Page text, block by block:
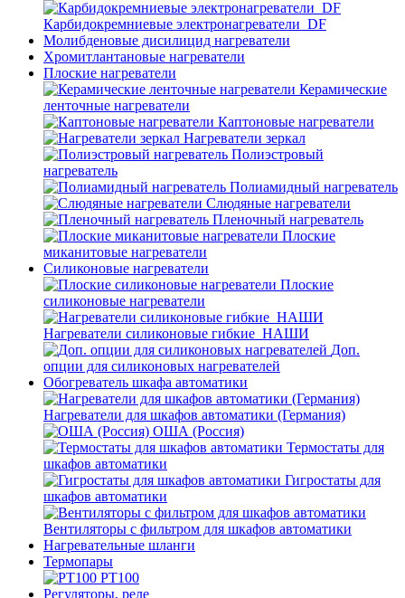
Карбидокремниевые электронагреватели_DF
Молибденовые дисилицид нагреватели
Хромитлантановые нагреватели
Плоские нагреватели
Керамические
ленточные нагреватели
Каптоновые нагреватели
Нагреватели зеркал
Полиэстровый
нагреватель
Полиамидный нагреватель
Слюдяные нагреватели
Пленочный нагреватель
Плоские
миканитовые нагреватели
Силиконовые нагреватели
Плоские
силиконовые нагреватели
Нагреватели силиконовые гибкие_НАШИ
Доп.
опции для силиконовых нагревателей
Обогреватель шкафа автоматики
Нагреватели для шкафов автоматики (Германия)
ОША (Россия)
Термостаты для
шкафов автоматики
Гигростаты для
шкафов автоматики
Вентиляторы с фильтром для шкафов автоматики
Нагревательные шланги
Термопары
PT100
Регуляторы, реле